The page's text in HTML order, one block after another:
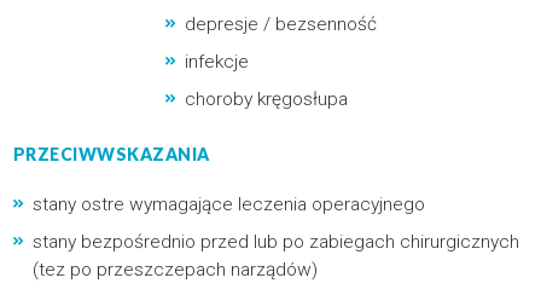
depresje / bezsenność
infekcje
choroby kręgosłupa
PRZECIWWSKAZANIA
stany ostre wymagające leczenia operacyjnego
stany bezpośrednio przed lub po zabiegach chirurgicznych
(tez po przeszczepach narządów)